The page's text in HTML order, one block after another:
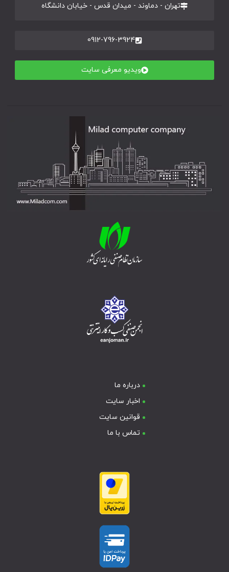
تهران - دماوند - میدان قدس - خیابان دانشگاه
0912-796-3924
ویدیو معرفی سایت
درباره ما
اخبار سایت
قوانین سایت
تماس با ما